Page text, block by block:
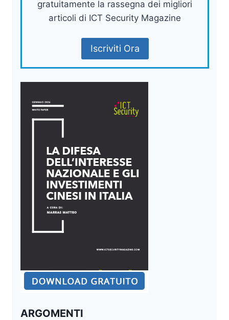
gratuitamente la rassegna dei migliori
articoli di ICT Security Magazine
Iscriviti Ora
ARGOMENTI